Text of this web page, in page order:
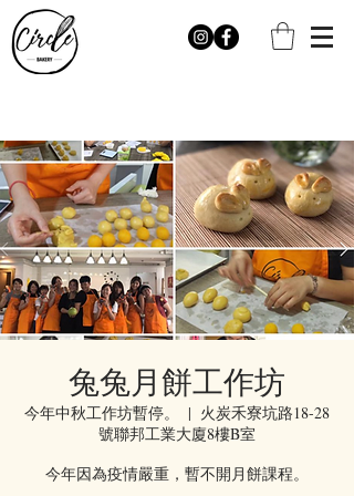
兔兔月餅工作坊
今年中秋工作坊暫停。
  |
火炭禾寮坑路18-28
號聯邦工業大廈8樓B室